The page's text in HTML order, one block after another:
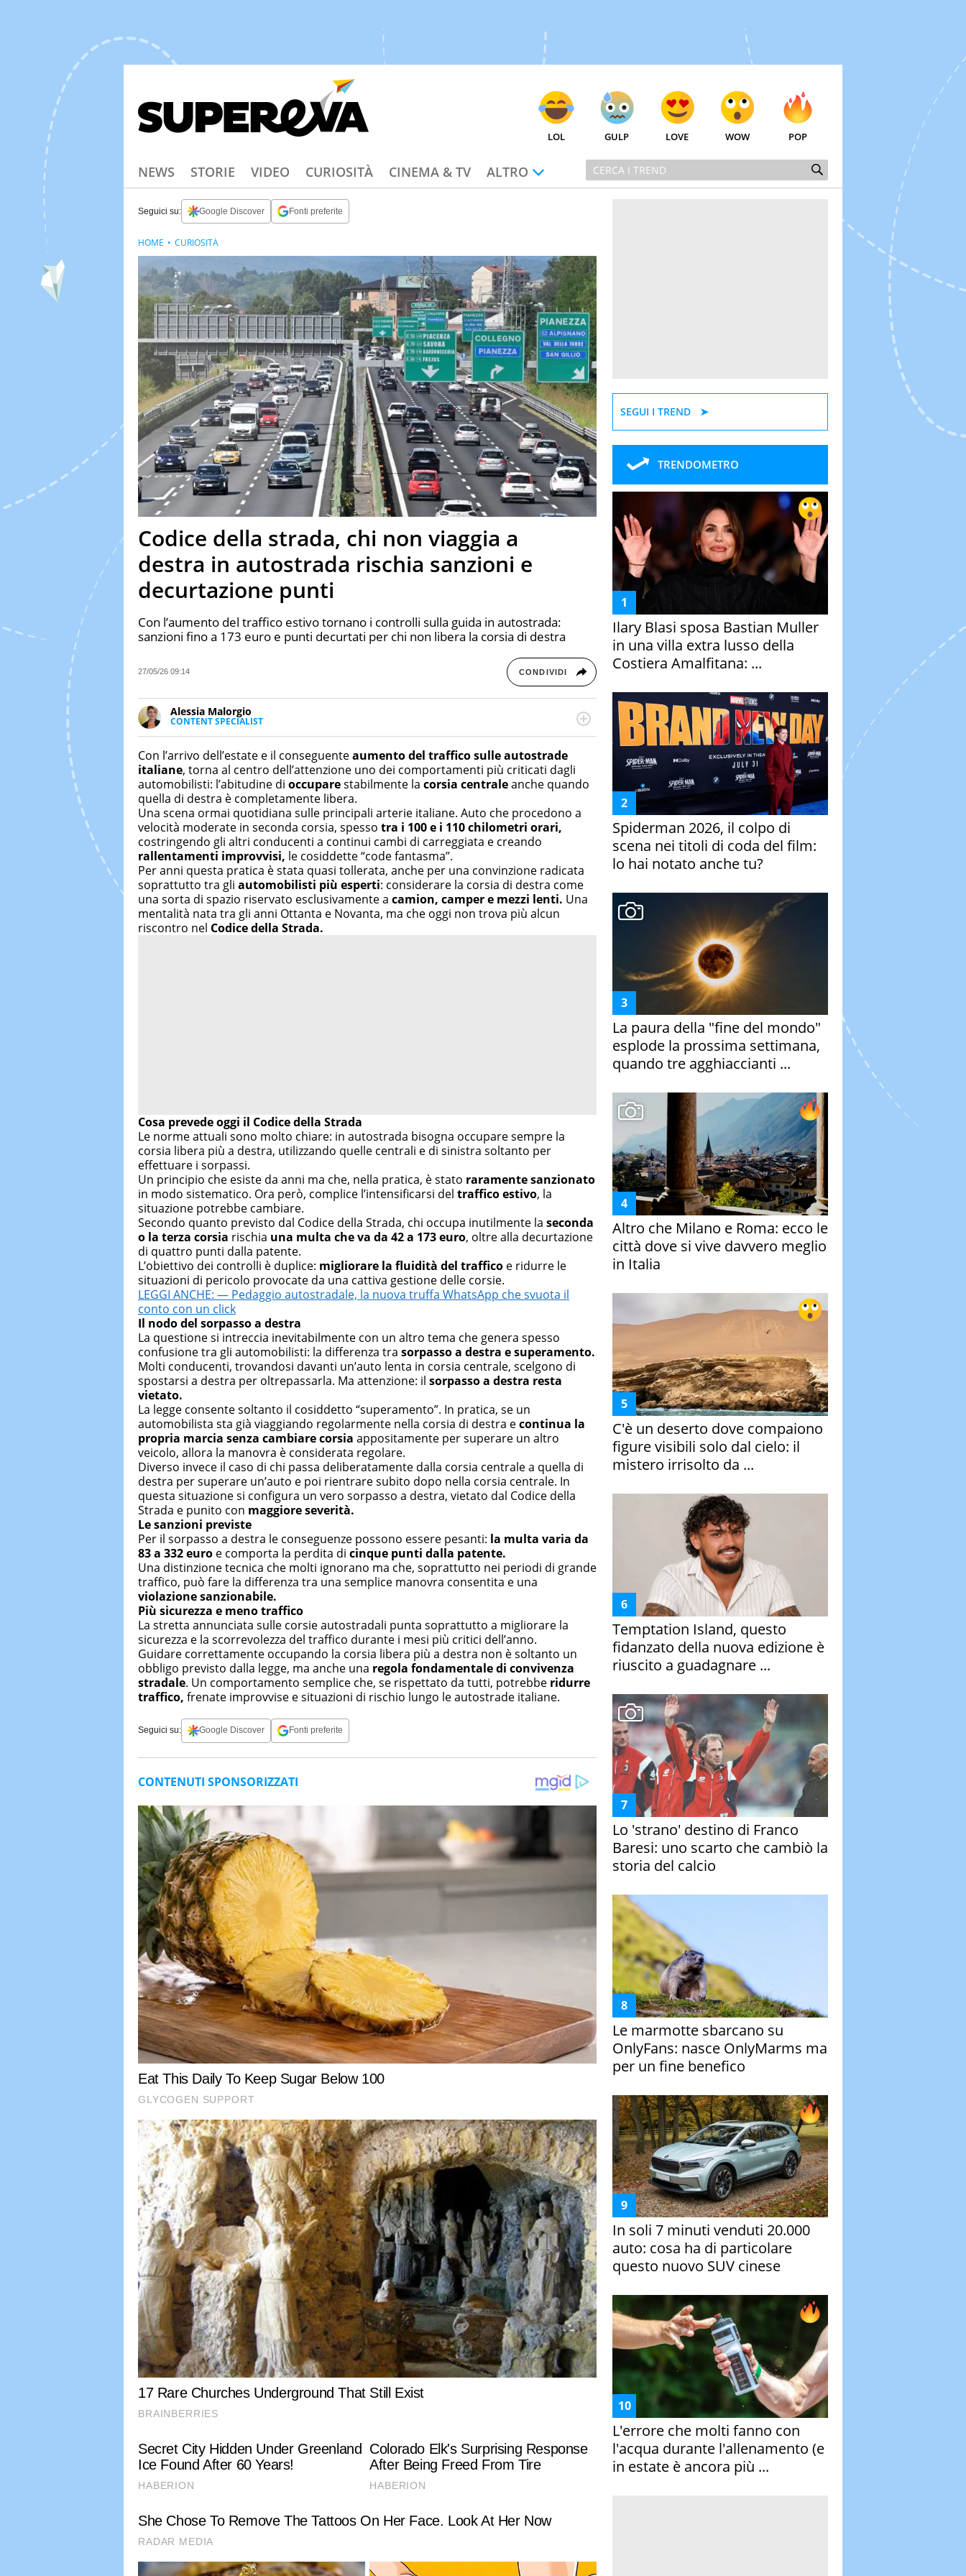
LOL GULP LOVE WOW POP
NEWS STORIE VIDEO CURIOSITÀ CINEMA & TV ALTRO
Seguici su: Google Discover Fonti preferite
Codice della strada, chi non viaggia a
destra in autostrada rischia sanzioni e
decurtazione punti
Con l’aumento del traffico estivo tornano i controlli sulla guida in autostrada:
sanzioni fino a 173 euro e punti decurtati per chi non libera la corsia di destra
27/05/26 09:14 CONDIVIDI
Alessia Malorgio
CONTENT SPECIALIST
Ha conseguito un Master in Marketing Management e Google Digital Training su
di strategie marketing attraverso canali digitali.
HOME CURIOSITÀ
Con l’arrivo dell’estate e il conseguenteaumento del traffico sulle autostrade
italiane, torna al centro dell’attenzione uno dei comportamenti più criticati dagli
automobilisti: l’abitudine di occuparestabilmente la corsia centraleanche quando
quella di destra è completamente libera.
Una scena ormai quotidiana sulle principali arterie italiane. Auto che procedono a
velocità moderate in seconda corsia, spesso tra i 100 e i 110 chilometri orari,
costringendo gli altri conducenti a continui cambi di carreggiata e creando
rallentamenti improvvisi, le cosiddette “code fantasma”.
Per anni questa pratica è stata quasi tollerata, anche per una convinzione radicata
soprattutto tra gli automobilisti più esperti: considerare la corsia di destra come
una sorta di spazio riservato esclusivamente a camion, camper e mezzi lenti. Una
mentalità nata tra gli anni Ottanta e Novanta, ma che oggi non trova più alcun
riscontro nel Codice della Strada.
Cosa prevede oggi il Codice della Strada
Le norme attuali sono molto chiare: in autostrada bisogna occupare sempre la
corsia libera più a destra, utilizzando quelle centrali e di sinistra soltanto per
effettuare i sorpassi.
Un principio che esiste da anni ma che, nella pratica, è stato raramente sanzionato
in modo sistematico. Ora però, complice l’intensificarsi del traffico estivo, la
situazione potrebbe cambiare.
Secondo quanto previsto dal Codice della Strada, chi occupa inutilmente la seconda
o la terza corsia rischia una multa che va da 42 a 173 euro, oltre alla decurtazione
di quattro punti dalla patente.
L’obiettivo dei controlli è duplice: migliorare la fluidità del traffico e ridurre le
situazioni di pericolo provocate da una cattiva gestione delle corsie.
LEGGI ANCHE: — Pedaggio autostradale, la nuova truffa WhatsApp che svuota il
conto con un click
Il nodo del sorpasso a destra
La questione si intreccia inevitabilmente con un altro tema che genera spesso
confusione tra gli automobilisti: la differenza tra sorpasso a destra e superamento.
Molti conducenti, trovandosi davanti un’auto lenta in corsia centrale, scelgono di
spostarsi a destra per oltrepassarla. Ma attenzione: il sorpasso a destra resta
vietato.
La legge consente soltanto il cosiddetto “superamento”. In pratica, se un
automobilista sta già viaggiando regolarmente nella corsia di destra econtinua la
propria marcia senza cambiare corsia appositamente per superare un altro
veicolo, allora la manovra è considerata regolare.
Diverso invece il caso di chi passa deliberatamente dalla corsia centrale a quella di
destra per superare un’auto e poi rientrare subito dopo nella corsia centrale. In
questa situazione si configura un vero sorpasso a destra, vietato dal Codice della
Strada e punito con maggiore severità.
Le sanzioni previste
Per il sorpasso a destra le conseguenze possono essere pesanti: la multa varia da
83 a 332 euro e comporta la perdita di cinque punti dalla patente.
Una distinzione tecnica che molti ignorano ma che, soprattutto nei periodi di grande
traffico, può fare la differenza tra una semplice manovra consentita e una
violazione sanzionabile.
Più sicurezza e meno traffico
La stretta annunciata sulle corsie autostradali punta soprattutto a migliorare la
sicurezza e la scorrevolezza del traffico durante i mesi più critici dell’anno.
Guidare correttamente occupando la corsia libera più a destra non è soltanto un
obbligo previsto dalla legge, ma anche una regola fondamentale di convivenza
stradale. Un comportamento semplice che, se rispettato da tutti, potrebbe ridurre
traffico, frenate improvvise e situazioni di rischio lungo le autostrade italiane.
Seguici su: Google Discover Fonti preferite
SEGUI I TREND
TRENDOMETRO
Ilary Blasi sposa Bastian Muller
in una villa extra lusso della
Costiera Amalfitana: ...
Spiderman 2026, il colpo di
scena nei titoli di coda del film:
lo hai notato anche tu?
La paura della "fine del mondo"
esplode la prossima settimana,
quando tre agghiaccianti ...
Altro che Milano e Roma: ecco le
città dove si vive davvero meglio
in Italia
C'è un deserto dove compaiono
figure visibili solo dal cielo: il
mistero irrisolto da ...
Temptation Island, questo
fidanzato della nuova edizione è
riuscito a guadagnare ...
Lo 'strano' destino di Franco
Baresi: uno scarto che cambiò la
storia del calcio
Le marmotte sbarcano su
OnlyFans: nasce OnlyMarms ma
per un fine benefico
In soli 7 minuti venduti 20.000
auto: cosa ha di particolare
questo nuovo SUV cinese
L'errore che molti fanno con
l'acqua durante l'allenamento (e
in estate è ancora più ...